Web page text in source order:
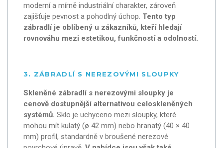
moderní a mírně industriální charakter, zároveň
zajišťuje pevnost a pohodlný úchop. Tento typ
zábradlí je oblíbený u zákazníků, kteří hledají
rovnováhu mezi estetikou, funkčností a odolností.
3. ZÁBRADLÍ S NEREZOVÝMI SLOUPKY
Skleněné zábradlí s nerezovými sloupky je
cenově dostupnější alternativou celoskleněných
systémů. Sklo je uchyceno mezi sloupky, které
mohou mít kulatý (ø 42 mm) nebo hranatý (40 × 40
mm) profil, standardně v broušené nerezové